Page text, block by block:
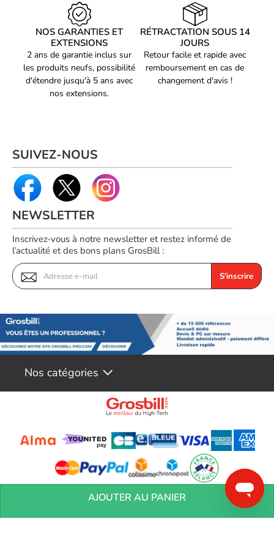
AJOUTER AU PANIER
Productivité optimisée
Grâce à ses multiples ports, cette station d'accueil vous permet
de maximiser votre productivité en réduisant les temps de
branchement et débranchement, tout en gardant un espace de
travail bien organisé et fonctionnel.
Liste d'avantages : - Connectez jusqu'à 10 appareils
Quantité de ports HDMI
Entrée jack microphone
Réseau
Ethernet/LAN
Oui
Nombre de port ethernet
Cartes mémoire
compatibles
Couleur du produit
Code EAN
6941876243808
Référence produit
06501563
Référence constructeur
45380
Voir produits UGREEN
NOS GARANTIES ET
EXTENSIONS
2 ans de garantie inclus sur
les produits neufs, possibilité
d'étendre jusqu'à 5 ans avec
nos extensions.
RÉTRACTATION SOUS 14
JOURS
Retour facile et rapide avec
remboursement en cas de
changement d'avis !
SUIVEZ-NOUS
NEWSLETTER
Inscrivez-vous à notre newsletter et restez informé de
l’actualité et des bons plans GrosBill :
S'inscrire
Nos catégories
Conditions générales de réservation Conditions générales de vente
Mentions
Vos informations personnelles Préférences Cookies
Aide &